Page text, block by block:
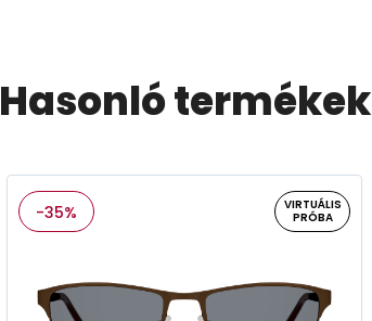
Hasonló termékek
-35%
VIRTUÁLIS
PRÓBA